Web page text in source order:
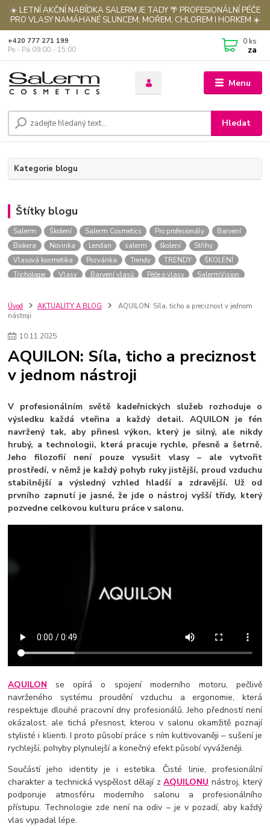
☀️ LETNÍ AKČNÍ NABÍDKA SALERM JE TADY 🌴 PROFESIONÁLNÍ PÉČE
PRO VLASY NAMÁHANÉ SLUNCEM, MOŘEM, CHLOREM I HORKEM ☀️
Menu
Hledat
+420 777 271 199
Po - Pá 09:00 - 15:00
0 ks
za
Kategorie blogu
Štítky blogu
Salerm Školení Salerm Cosmetics Pro profesionály
Barvení
Biokera
Novinka Lendan salerm školení
Střihy
Vlasová kosmetika
Pozvánka Trendy TRENDY
ŠKOLENÍ
Trichologie
Vlasy Barvení vlasů Péče o vlasy
SalermVision
Blond
Pleťová kosmetika GDPR
pro kadeřníky
ochrana osobních údajů
keratin shot
Dětská kosmetika
Pro děti Brvení Inspirace
Úvod AKTUALITY A BLOG
AQUILON: Síla, ticho a preciznost v jednom
nástroji
10.11.2025
AQUILON: Síla, ticho a preciznost
v jednom nástroji
V profesionálním světě kadeřnických služeb rozhoduje o
výsledku každá vteřina a každý detail. AQUILON je fén
navržený tak, aby přinesl výkon, který je silný, ale nikdy
hrubý, a technologii, která pracuje rychle, přesně a šetrně.
Jeho filozofií není pouze vysušit vlasy – ale vytvořit
prostředí, v němž je každý pohyb ruky jistější, proud vzduchu
stabilnější a výsledný vzhled hladší a zdravější. Už od
prvního zapnutí je jasné, že jde o nástroj vyšší třídy, který
pozvedne celkovou kulturu práce v salonu.
AQUILON se opírá o spojení moderního motoru, pečlivě
navrženého systému proudění vzduchu a ergonomie, která
respektuje dlouhé pracovní dny profesionálů. Jeho předností není
okázalost, ale tichá přesnost, kterou v salonu okamžitě poznají
stylisté i klienti. I proto působí práce s ním kultivovaněji – sušení je
rychlejší, pohyby plynulejší a konečný efekt působí vyváženěji.
Součástí jeho identity je i estetika. Čisté linie, profesionální
charakter a technická vyspělost dělají zAQUILONU nástroj, který
podporuje atmosféru moderního salonu a profesionálního
přístupu. Technologie zde není na odiv – je v pozadí, aby každý
vlas vypadal lépe.